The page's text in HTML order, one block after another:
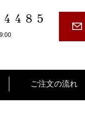
ご注文の流れ